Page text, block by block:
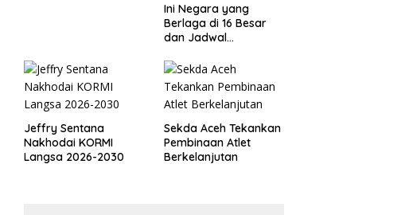
Ini Negara yang
Berlaga di 16 Besar
dan Jadwal
Perdelapan final Piala
Dunia 2026
Jeffry Sentana
Nakhodai KORMI
Langsa 2026-2030
Sekda Aceh Tekankan
Pembinaan Atlet
Berkelanjutan